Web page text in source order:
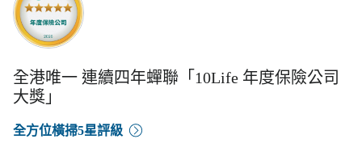
全港唯一 連續四年蟬聯「10Life 年度保險公司
大獎」
全方位橫掃5星評級